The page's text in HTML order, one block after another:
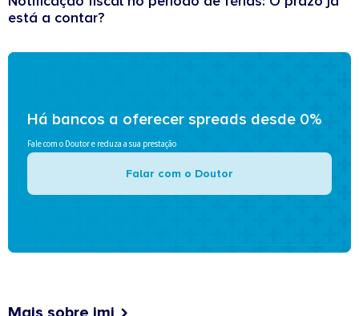
está a contar?
Há bancos a oferecer spreads desde 0%
Fale com o Doutor e reduza a sua prestação
Falar com o Doutor